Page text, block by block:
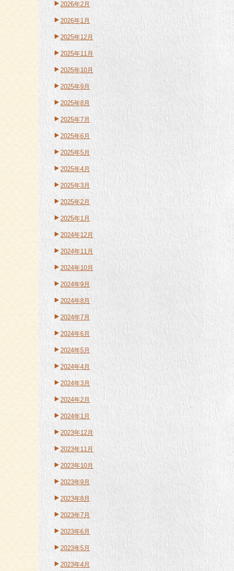
2026年2月
2026年1月
2025年12月
2025年11月
2025年10月
2025年9月
2025年8月
2025年7月
2025年6月
2025年5月
2025年4月
2025年3月
2025年2月
2025年1月
2024年12月
2024年11月
2024年10月
2024年9月
2024年8月
2024年7月
2024年6月
2024年5月
2024年4月
2024年3月
2024年2月
2024年1月
2023年12月
2023年11月
2023年10月
2023年9月
2023年8月
2023年7月
2023年6月
2023年5月
2023年4月